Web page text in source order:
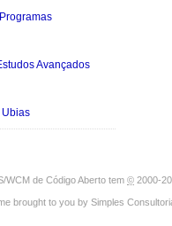
Avançados
Ubias
WCM de Código Aberto tem © 2000-
brought to you by Simples